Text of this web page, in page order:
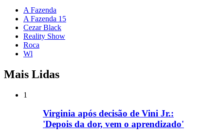
A Fazenda
A Fazenda 15
Cezar Black
Reality Show
Roca
Wl
Mais Lidas
1
Virginia após decisão de Vini Jr.:
'Depois da dor, vem o aprendizado'